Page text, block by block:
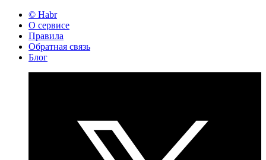
© Habr
О сервисе
Правила
Обратная связь
Блог